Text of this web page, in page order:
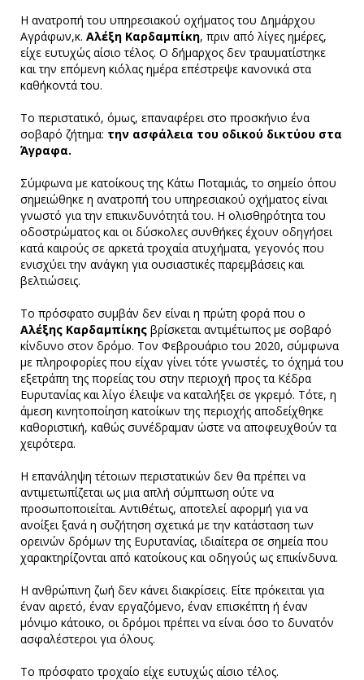
Η ανατροπή του υπηρεσιακού οχήματος του Δημάρχου
Αγράφων,κ. Αλέξη Καρδαμπίκη, πριν από λίγες ημέρες,
είχε ευτυχώς αίσιο τέλος. Ο δήμαρχος δεν τραυματίστηκε
και την επόμενη κιόλας ημέρα επέστρεψε κανονικά στα
καθήκοντά του.
Το περιστατικό, όμως, επαναφέρει στο προσκήνιο ένα
σοβαρό ζήτημα: την ασφάλεια του οδικού δικτύου στα
Άγραφα.
Σύμφωνα με κατοίκους της Κάτω Ποταμιάς, το σημείο όπου
σημειώθηκε η ανατροπή του υπηρεσιακού οχήματος είναι
γνωστό για την επικινδυνότητά του. Η ολισθηρότητα του
οδοστρώματος και οι δύσκολες συνθήκες έχουν οδηγήσει
κατά καιρούς σε αρκετά τροχαία ατυχήματα, γεγονός που
ενισχύει την ανάγκη για ουσιαστικές παρεμβάσεις και
βελτιώσεις.
Το πρόσφατο συμβάν δεν είναι η πρώτη φορά που ο
Αλέξης Καρδαμπίκης βρίσκεται αντιμέτωπος με σοβαρό
κίνδυνο στον δρόμο. Τον Φεβρουάριο του 2020, σύμφωνα
με πληροφορίες που είχαν γίνει τότε γνωστές, το όχημά του
εξετράπη της πορείας του στην περιοχή προς τα Κέδρα
Ευρυτανίας και λίγο έλειψε να καταλήξει σε γκρεμό. Τότε, η
άμεση κινητοποίηση κατοίκων της περιοχής αποδείχθηκε
καθοριστική, καθώς συνέδραμαν ώστε να αποφευχθούν τα
χειρότερα.
Η επανάληψη τέτοιων περιστατικών δεν θα πρέπει να
αντιμετωπίζεται ως μια απλή σύμπτωση ούτε να
προσωποποιείται. Αντιθέτως, αποτελεί αφορμή για να
ανοίξει ξανά η συζήτηση σχετικά με την κατάσταση των
ορεινών δρόμων της Ευρυτανίας, ιδιαίτερα σε σημεία που
χαρακτηρίζονται από κατοίκους και οδηγούς ως επικίνδυνα.
Η ανθρώπινη ζωή δεν κάνει διακρίσεις. Είτε πρόκειται για
έναν αιρετό, έναν εργαζόμενο, έναν επισκέπτη ή έναν
μόνιμο κάτοικο, οι δρόμοι πρέπει να είναι όσο το δυνατόν
ασφαλέστεροι για όλους.
Το πρόσφατο τροχαίο είχε ευτυχώς αίσιο τέλος.